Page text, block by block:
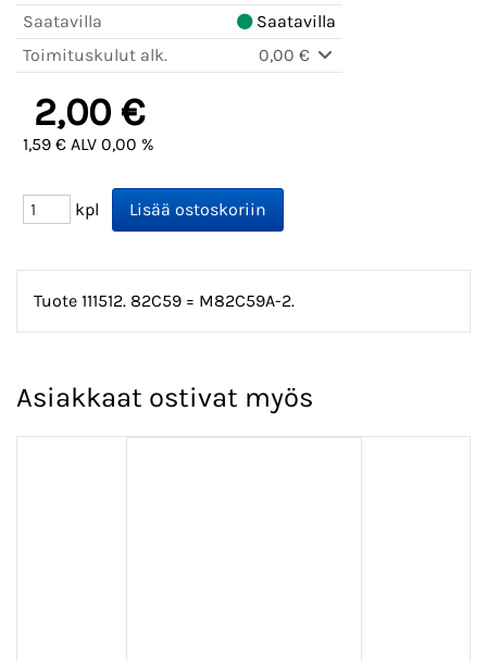
Saatavilla
Saatavilla
Toimituskulut alk.
0,00 €
2,00 €
1,59 € ALV 0,00 %
kpl
Tuote 111512. 82C59 = M82C59A-2.
Asiakkaat ostivat myös